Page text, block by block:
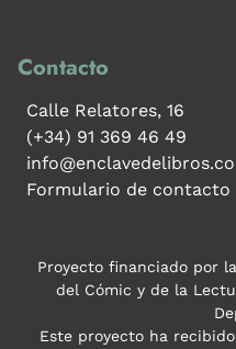
Contacto
Calle Relatores, 16
(+34) 91 369 46 49
Formulario de contacto
Proyecto financiado por
del Cómic y de la
Este proyecto ha